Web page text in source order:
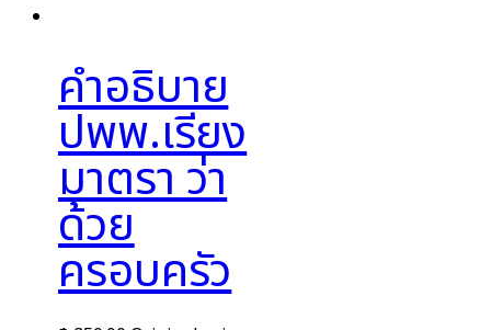
คำอธิบาย
ปพพ.เรียง
มาตรา ว่า
ด้วย
ครอบครัว